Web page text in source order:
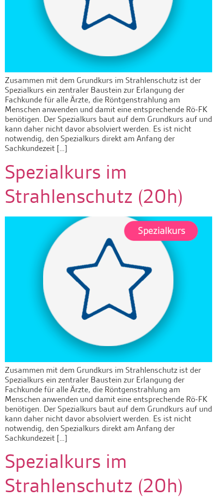
Zusammen mit dem Grundkurs im Strahlenschutz ist der
Spezialkurs ein zentraler Baustein zur Erlangung der
Fachkunde für alle Ärzte, die Röntgenstrahlung am
Menschen anwenden und damit eine entsprechende Rö-FK
benötigen. Der Spezialkurs baut auf dem Grundkurs auf und
kann daher nicht davor absolviert werden. Es ist nicht
notwendig, den Spezialkurs direkt am Anfang der
Sachkundezeit […]
Spezialkurs im
Strahlenschutz (20h)
Zusammen mit dem Grundkurs im Strahlenschutz ist der
Spezialkurs ein zentraler Baustein zur Erlangung der
Fachkunde für alle Ärzte, die Röntgenstrahlung am
Menschen anwenden und damit eine entsprechende Rö-FK
benötigen. Der Spezialkurs baut auf dem Grundkurs auf und
kann daher nicht davor absolviert werden. Es ist nicht
notwendig, den Spezialkurs direkt am Anfang der
Sachkundezeit […]
Spezialkurs im
Strahlenschutz (20h)